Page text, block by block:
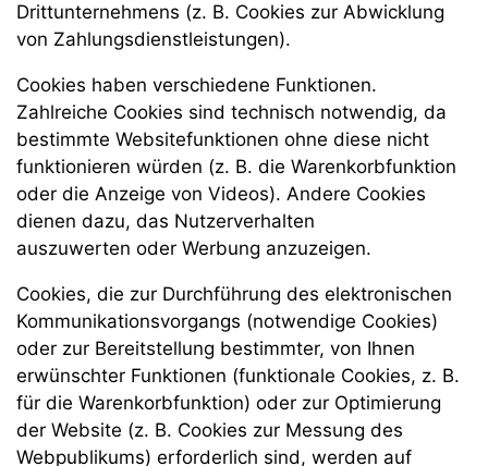
Drittunternehmens (z. B. Cookies zur Abwicklung
von Zahlungsdienstleistungen).
Cookies haben verschiedene Funktionen.
Zahlreiche Cookies sind technisch notwendig, da
bestimmte Websitefunktionen ohne diese nicht
funktionieren würden (z. B. die Warenkorbfunktion
oder die Anzeige von Videos). Andere Cookies
dienen dazu, das Nutzerverhalten
auszuwerten oder Werbung anzuzeigen.
Cookies, die zur Durchführung des elektronischen
Kommunikationsvorgangs (notwendige Cookies)
oder zur Bereitstellung bestimmter, von Ihnen
erwünschter Funktionen (funktionale Cookies, z. B.
für die Warenkorbfunktion) oder zur Optimierung
der Website (z. B. Cookies zur Messung des
Webpublikums) erforderlich sind, werden auf